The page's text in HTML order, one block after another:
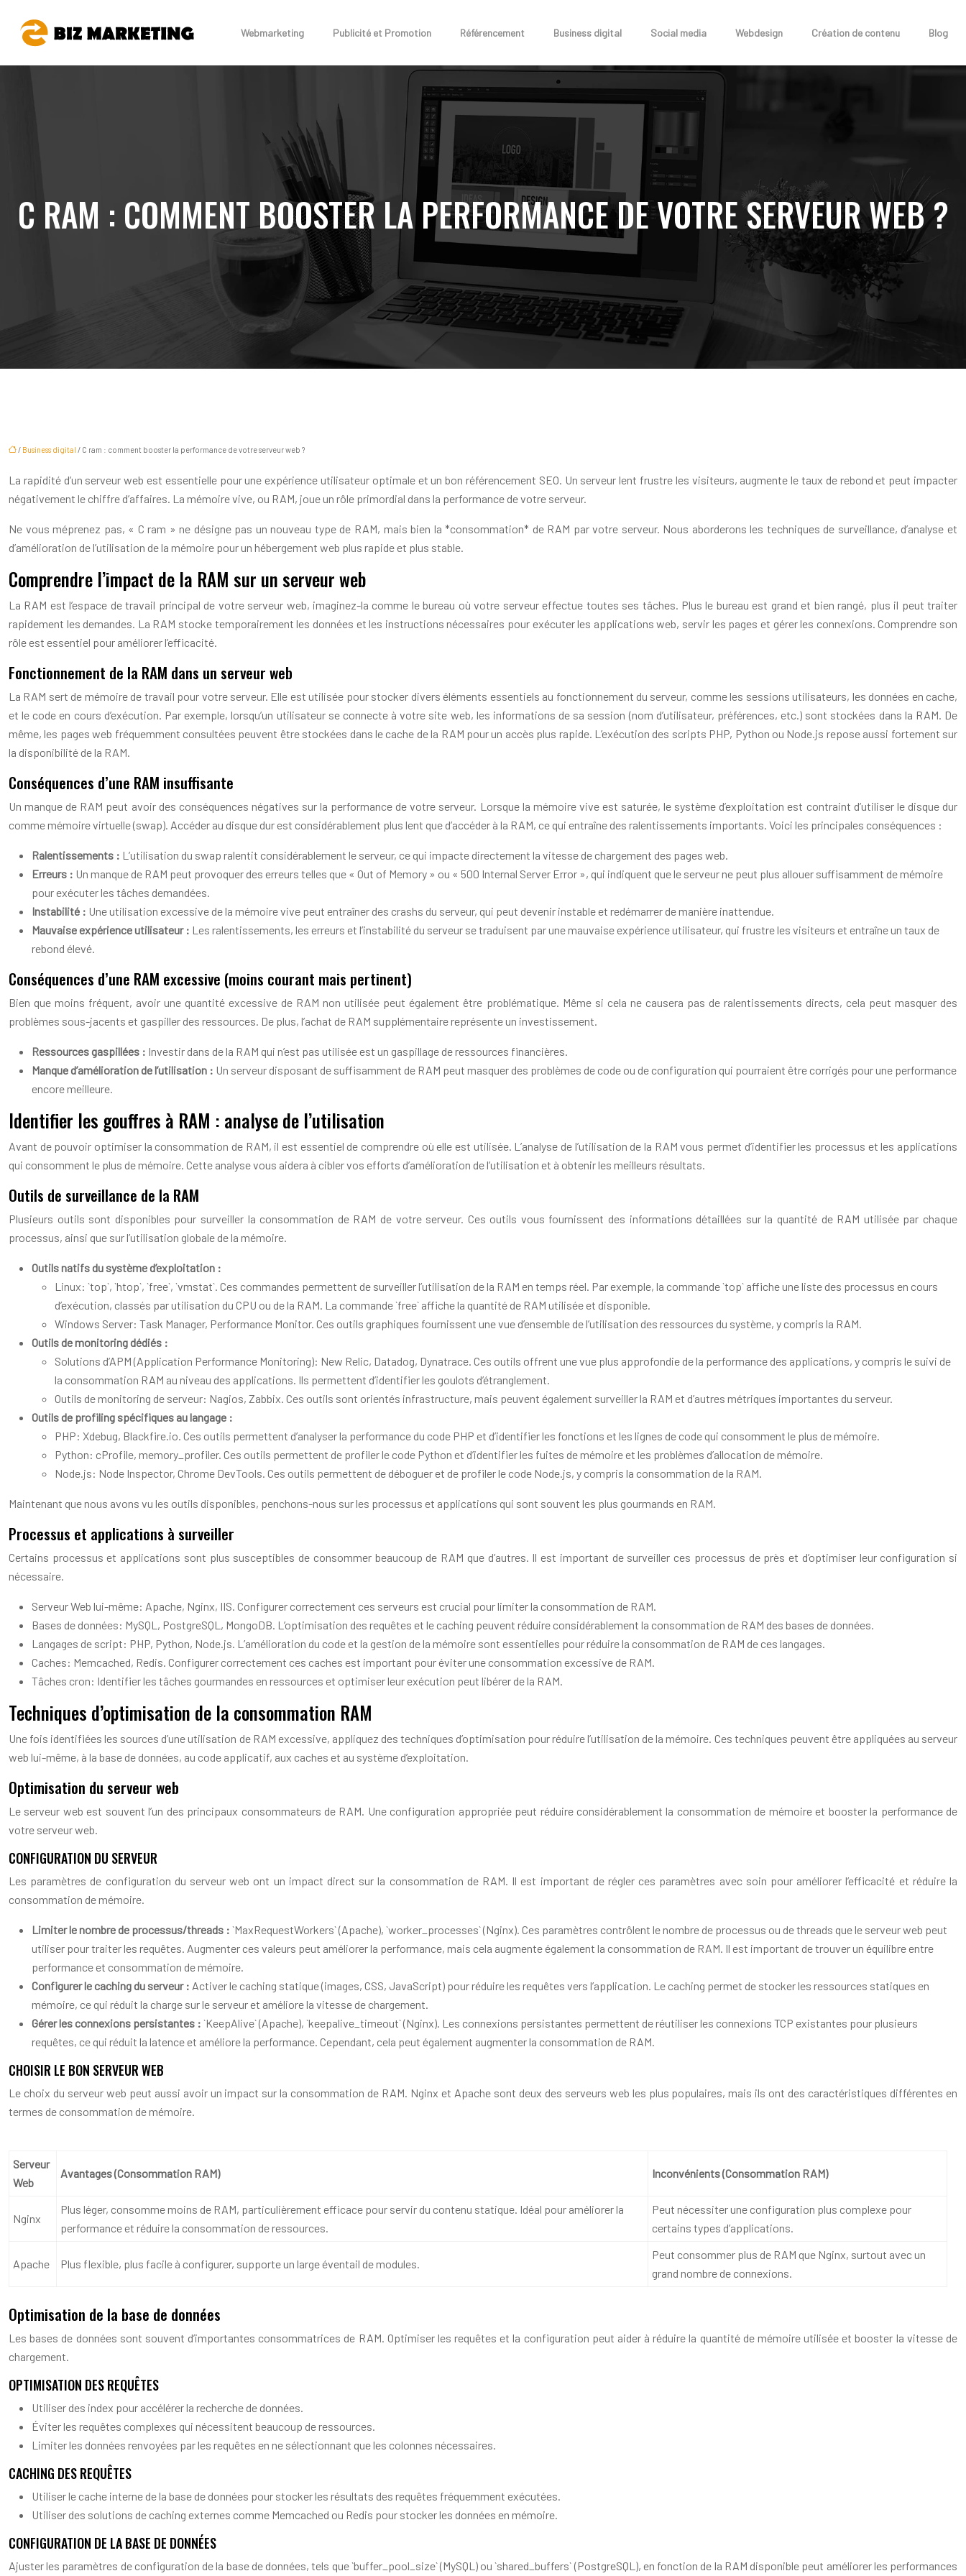
Webmarketing Publicité et Promotion Référencement Business digital Social media Webdesign Création de contenu Blog
C RAM : COMMENT BOOSTER LA PERFORMANCE DE VOTRE SERVEUR WEB ?
/ Business digital / C ram : comment booster la performance de votre serveur web ?
La rapidité d’un serveur web est essentielle pour une expérience utilisateur optimale et un bon référencement SEO. Un serveur lent frustre les visiteurs, augmente le taux de rebond et peut impacter
négativement le chiffre d’affaires. La mémoire vive, ou RAM, joue un rôle primordial dans la performance de votre serveur.
Ne vous méprenez pas, « C ram » ne désigne pas un nouveau type de RAM, mais bien la *consommation* de RAM par votre serveur. Nous aborderons les techniques de surveillance, d’analyse et
d’amélioration de l’utilisation de la mémoire pour un hébergement web plus rapide et plus stable.
Comprendre l’impact de la RAM sur un serveur web
La RAM est l’espace de travail principal de votre serveur web, imaginez-la comme le bureau où votre serveur effectue toutes ses tâches. Plus le bureau est grand et bien rangé, plus il peut traiter
rapidement les demandes. La RAM stocke temporairement les données et les instructions nécessaires pour exécuter les applications web, servir les pages et gérer les connexions. Comprendre son
rôle est essentiel pour améliorer l’efficacité.
Fonctionnement de la RAM dans un serveur web
La RAM sert de mémoire de travail pour votre serveur. Elle est utilisée pour stocker divers éléments essentiels au fonctionnement du serveur, comme les sessions utilisateurs, les données en cache,
et le code en cours d’exécution. Par exemple, lorsqu’un utilisateur se connecte à votre site web, les informations de sa session (nom d’utilisateur, préférences, etc.) sont stockées dans la RAM. De
même, les pages web fréquemment consultées peuvent être stockées dans le cache de la RAM pour un accès plus rapide. L’exécution des scripts PHP, Python ou Node.js repose aussi fortement sur
la disponibilité de la RAM.
Conséquences d’une RAM insuffisante
Un manque de RAM peut avoir des conséquences négatives sur la performance de votre serveur. Lorsque la mémoire vive est saturée, le système d’exploitation est contraint d’utiliser le disque dur
comme mémoire virtuelle (swap). Accéder au disque dur est considérablement plus lent que d’accéder à la RAM, ce qui entraîne des ralentissements importants. Voici les principales conséquences :
Ralentissements : L’utilisation du swap ralentit considérablement le serveur, ce qui impacte directement la vitesse de chargement des pages web.
Erreurs : Un manque de RAM peut provoquer des erreurs telles que « Out of Memory » ou « 500 Internal Server Error », qui indiquent que le serveur ne peut plus allouer suffisamment de mémoire
pour exécuter les tâches demandées.
Instabilité : Une utilisation excessive de la mémoire vive peut entraîner des crashs du serveur, qui peut devenir instable et redémarrer de manière inattendue.
Mauvaise expérience utilisateur : Les ralentissements, les erreurs et l’instabilité du serveur se traduisent par une mauvaise expérience utilisateur, qui frustre les visiteurs et entraîne un taux de
rebond élevé.
Conséquences d’une RAM excessive (moins courant mais pertinent)
Bien que moins fréquent, avoir une quantité excessive de RAM non utilisée peut également être problématique. Même si cela ne causera pas de ralentissements directs, cela peut masquer des
problèmes sous-jacents et gaspiller des ressources. De plus, l’achat de RAM supplémentaire représente un investissement.
Ressources gaspillées : Investir dans de la RAM qui n’est pas utilisée est un gaspillage de ressources financières.
Manque d’amélioration de l’utilisation : Un serveur disposant de suffisamment de RAM peut masquer des problèmes de code ou de configuration qui pourraient être corrigés pour une performance
encore meilleure.
Identifier les gouffres à RAM : analyse de l’utilisation
Avant de pouvoir optimiser la consommation de RAM, il est essentiel de comprendre où elle est utilisée. L’analyse de l’utilisation de la RAM vous permet d’identifier les processus et les applications
qui consomment le plus de mémoire. Cette analyse vous aidera à cibler vos efforts d’amélioration de l’utilisation et à obtenir les meilleurs résultats.
Outils de surveillance de la RAM
Plusieurs outils sont disponibles pour surveiller la consommation de RAM de votre serveur. Ces outils vous fournissent des informations détaillées sur la quantité de RAM utilisée par chaque
processus, ainsi que sur l’utilisation globale de la mémoire.
Outils natifs du système d’exploitation :
Linux: `top`, `htop`, `free`, `vmstat`. Ces commandes permettent de surveiller l’utilisation de la RAM en temps réel. Par exemple, la commande `top` affiche une liste des processus en cours
d’exécution, classés par utilisation du CPU ou de la RAM. La commande `free` affiche la quantité de RAM utilisée et disponible.
Windows Server: Task Manager, Performance Monitor. Ces outils graphiques fournissent une vue d’ensemble de l’utilisation des ressources du système, y compris la RAM.
Outils de monitoring dédiés :
Solutions d’APM (Application Performance Monitoring): New Relic, Datadog, Dynatrace. Ces outils offrent une vue plus approfondie de la performance des applications, y compris le suivi de
la consommation RAM au niveau des applications. Ils permettent d’identifier les goulots d’étranglement.
Outils de monitoring de serveur: Nagios, Zabbix. Ces outils sont orientés infrastructure, mais peuvent également surveiller la RAM et d’autres métriques importantes du serveur.
Outils de profiling spécifiques au langage :
PHP: Xdebug, Blackfire.io. Ces outils permettent d’analyser la performance du code PHP et d’identifier les fonctions et les lignes de code qui consomment le plus de mémoire.
Python: cProfile, memory_profiler. Ces outils permettent de profiler le code Python et d’identifier les fuites de mémoire et les problèmes d’allocation de mémoire.
Node.js: Node Inspector, Chrome DevTools. Ces outils permettent de déboguer et de profiler le code Node.js, y compris la consommation de la RAM.
Maintenant que nous avons vu les outils disponibles, penchons-nous sur les processus et applications qui sont souvent les plus gourmands en RAM.
Processus et applications à surveiller
Certains processus et applications sont plus susceptibles de consommer beaucoup de RAM que d’autres. Il est important de surveiller ces processus de près et d’optimiser leur configuration si
nécessaire.
Serveur Web lui-même: Apache, Nginx, IIS. Configurer correctement ces serveurs est crucial pour limiter la consommation de RAM.
Bases de données: MySQL, PostgreSQL, MongoDB. L’optimisation des requêtes et le caching peuvent réduire considérablement la consommation de RAM des bases de données.
Langages de script: PHP, Python, Node.js. L’amélioration du code et la gestion de la mémoire sont essentielles pour réduire la consommation de RAM de ces langages.
Caches: Memcached, Redis. Configurer correctement ces caches est important pour éviter une consommation excessive de RAM.
Tâches cron: Identifier les tâches gourmandes en ressources et optimiser leur exécution peut libérer de la RAM.
Techniques d’optimisation de la consommation RAM
Une fois identifiées les sources d’une utilisation de RAM excessive, appliquez des techniques d’optimisation pour réduire l’utilisation de la mémoire. Ces techniques peuvent être appliquées au serveur
web lui-même, à la base de données, au code applicatif, aux caches et au système d’exploitation.
Optimisation du serveur web
Le serveur web est souvent l’un des principaux consommateurs de RAM. Une configuration appropriée peut réduire considérablement la consommation de mémoire et booster la performance de
votre serveur web.
CONFIGURATION DU SERVEUR
Les paramètres de configuration du serveur web ont un impact direct sur la consommation de RAM. Il est important de régler ces paramètres avec soin pour améliorer l’efficacité et réduire la
consommation de mémoire.
Limiter le nombre de processus/threads : `MaxRequestWorkers` (Apache), `worker_processes` (Nginx). Ces paramètres contrôlent le nombre de processus ou de threads que le serveur web peut
utiliser pour traiter les requêtes. Augmenter ces valeurs peut améliorer la performance, mais cela augmente également la consommation de RAM. Il est important de trouver un équilibre entre
performance et consommation de mémoire.
Configurer le caching du serveur : Activer le caching statique (images, CSS, JavaScript) pour réduire les requêtes vers l’application. Le caching permet de stocker les ressources statiques en
mémoire, ce qui réduit la charge sur le serveur et améliore la vitesse de chargement.
Gérer les connexions persistantes : `KeepAlive` (Apache), `keepalive_timeout` (Nginx). Les connexions persistantes permettent de réutiliser les connexions TCP existantes pour plusieurs
requêtes, ce qui réduit la latence et améliore la performance. Cependant, cela peut également augmenter la consommation de RAM.
CHOISIR LE BON SERVEUR WEB
Le choix du serveur web peut aussi avoir un impact sur la consommation de RAM. Nginx et Apache sont deux des serveurs web les plus populaires, mais ils ont des caractéristiques différentes en
termes de consommation de mémoire.
Serveur
Web
Avantages (Consommation RAM) Inconvénients (Consommation RAM)
Nginx
Plus léger, consomme moins de RAM, particulièrement efficace pour servir du contenu statique. Idéal pour améliorer la
performance et réduire la consommation de ressources.
Peut nécessiter une configuration plus complexe pour
certains types d’applications.
Apache Plus flexible, plus facile à configurer, supporte un large éventail de modules.
Peut consommer plus de RAM que Nginx, surtout avec un
grand nombre de connexions.
Optimisation de la base de données
Les bases de données sont souvent d’importantes consommatrices de RAM. Optimiser les requêtes et la configuration peut aider à réduire la quantité de mémoire utilisée et booster la vitesse de
chargement.
OPTIMISATION DES REQUÊTES
Utiliser des index pour accélérer la recherche de données.
Éviter les requêtes complexes qui nécessitent beaucoup de ressources.
Limiter les données renvoyées par les requêtes en ne sélectionnant que les colonnes nécessaires.
CACHING DES REQUÊTES
Utiliser le cache interne de la base de données pour stocker les résultats des requêtes fréquemment exécutées.
Utiliser des solutions de caching externes comme Memcached ou Redis pour stocker les données en mémoire.
CONFIGURATION DE LA BASE DE DONNÉES
Ajuster les paramètres de configuration de la base de données, tels que `buffer_pool_size` (MySQL) ou `shared_buffers` (PostgreSQL), en fonction de la RAM disponible peut améliorer les performances